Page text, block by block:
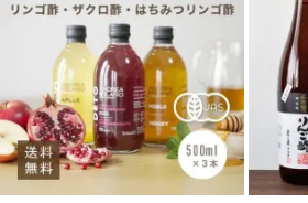
新規会員様限
今すぐ使える300 円
ご用意しまし
会員登録ありがとうござ
＼ ご登録の感謝を込
新規会員様限定 特
300円